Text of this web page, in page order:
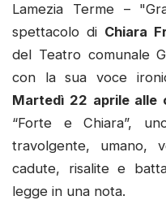
Lamezia Terme –
spettacolo di Chiara
del Teatro comunale
con la sua voce
Martedì 22 aprile alle
“Forte e Chiara”,
travolgente, umano,
cadute, risalite e
legge in una nota.